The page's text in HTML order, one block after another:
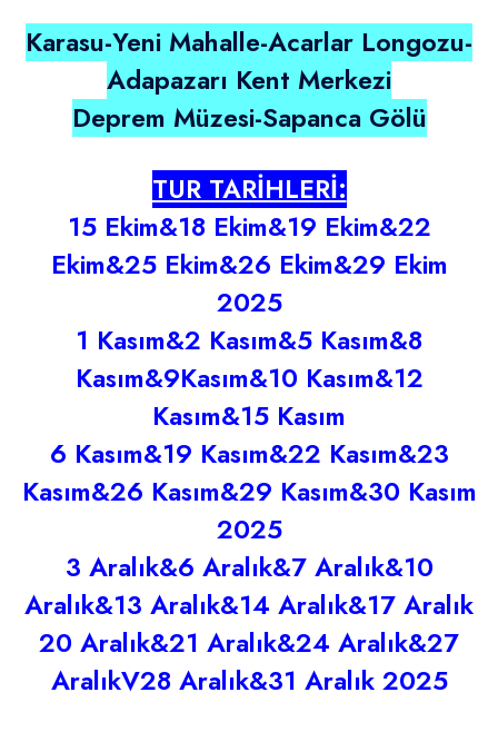
Karasu-Yeni Mahalle-Acarlar Longozu-
Adapazarı Kent Merkezi
Deprem Müzesi-Sapanca Gölü
TUR TARİHLERİ:
15 Ekim&18 Ekim&19 Ekim&22
Ekim&25 Ekim&26 Ekim&29 Ekim
2025
1 Kasım&2 Kasım&5 Kasım&8
Kasım&9Kasım&10 Kasım&12
Kasım&15 Kasım
6 Kasım&19 Kasım&22 Kasım&23
Kasım&26 Kasım&29 Kasım&30 Kasım
2025
3 Aralık&6 Aralık&7 Aralık&10
Aralık&13 Aralık&14 Aralık&17 Aralık
20 Aralık&21 Aralık&24 Aralık&27
AralıkV28 Aralık&31 Aralık 2025